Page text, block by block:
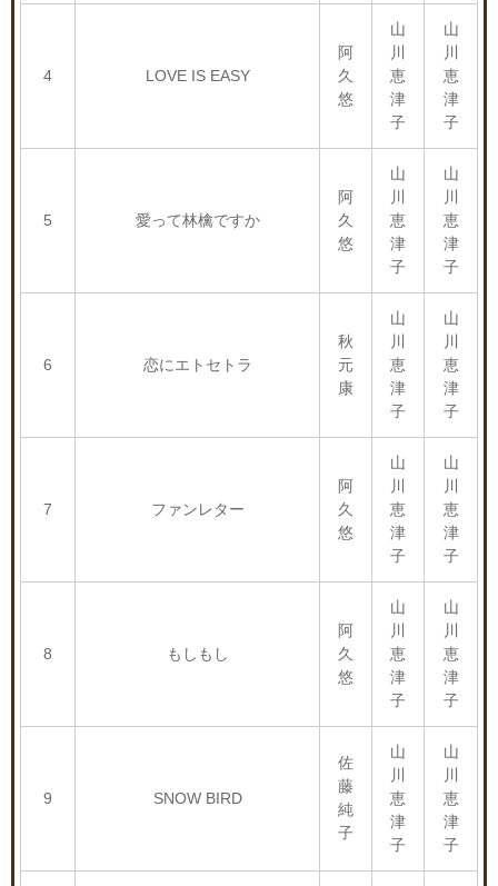
4 LOVE IS EASY
阿
久
悠
山
川
恵
津
子
山
川
恵
津
子
5 愛って林檎ですか
阿
久
悠
山
川
恵
津
子
山
川
恵
津
子
6 恋にエトセトラ
秋
元
康
山
川
恵
津
子
山
川
恵
津
子
7 ファンレター
阿
久
悠
山
川
恵
津
子
山
川
恵
津
子
8 もしもし
阿
久
悠
山
川
恵
津
子
山
川
恵
津
子
9 SNOW BIRD
佐
藤
純
子
山
川
恵
津
子
山
川
恵
津
子